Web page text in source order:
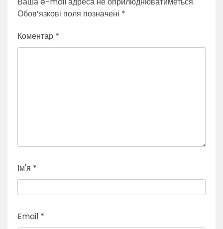
Обов’язкові поля позначені *
Коментар *
Ім'я *
Email *